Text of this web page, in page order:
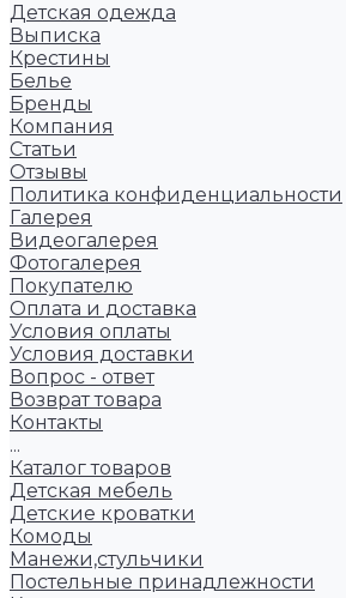
Детская одежда
Выписка
Крестины
Белье
Бренды
Компания
Статьи
Отзывы
Политика конфиденциальности
Галерея
Видеогалерея
Фотогалерея
Покупателю
Оплата и доставка
Условия оплаты
Условия доставки
Вопрос - ответ
Возврат товара
Контакты
...
Каталог товаров
Детская мебель
Детские кроватки
Комоды
Манежи,стульчики
Постельные принадлежности